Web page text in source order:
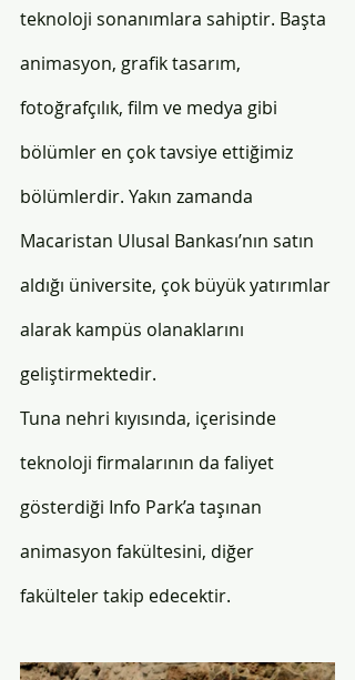
teknoloji sonanımlara sahiptir. Başta
animasyon, grafik tasarım,
fotoğrafçılık, film ve medya gibi
bölümler en çok tavsiye ettiğimiz
bölümlerdir. Yakın zamanda
Macaristan Ulusal Bankası’nın satın
aldığı üniversite, çok büyük yatırımlar
alarak kampüs olanaklarını
geliştirmektedir.
Tuna nehri kıyısında, içerisinde
teknoloji firmalarının da faliyet
gösterdiği Info Park’a taşınan
animasyon fakültesini, diğer
fakülteler takip edecektir.